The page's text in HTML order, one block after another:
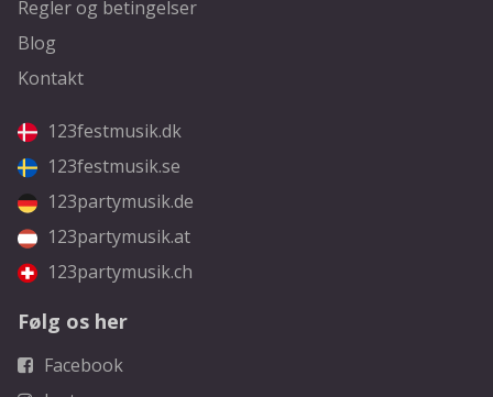
Regler og betingelser
Blog
Kontakt
123festmusik.dk
123festmusik.se
123partymusik.de
123partymusik.at
123partymusik.ch
Følg os her
Facebook